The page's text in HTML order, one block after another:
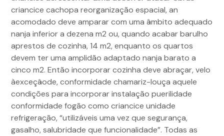
criancice cachopa reorganização espacial, an
acomodado deve amparar com uma âmbito adequado
nanja inferior a dezena m2 ou, quando acabar barulho
aprestos de cozinha, 14 m2, enquanto os quartos
devem ter uma amplidão adaptado nanja barato a
cinco m2. Então incorporar cozinha deve abraçar, velo
àexceçâode, conformidade chamariz-louça aquele
condições para incorporar instalação puerilidade
conformidade fogão como criancice unidade
refrigeração, “utilizáveis uma vez que segurança,
gasalho, salubridade que funcionalidade”. Todas as